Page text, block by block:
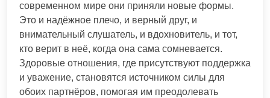
современном мире они приняли новые формы.
Это и надёжное плечо, и верный друг, и
внимательный слушатель, и вдохновитель, и тот,
кто верит в неё, когда она сама сомневается.
Здоровые отношения, где присутствуют поддержка
и уважение, становятся источником силы для
обоих партнёров, помогая им преодолевать